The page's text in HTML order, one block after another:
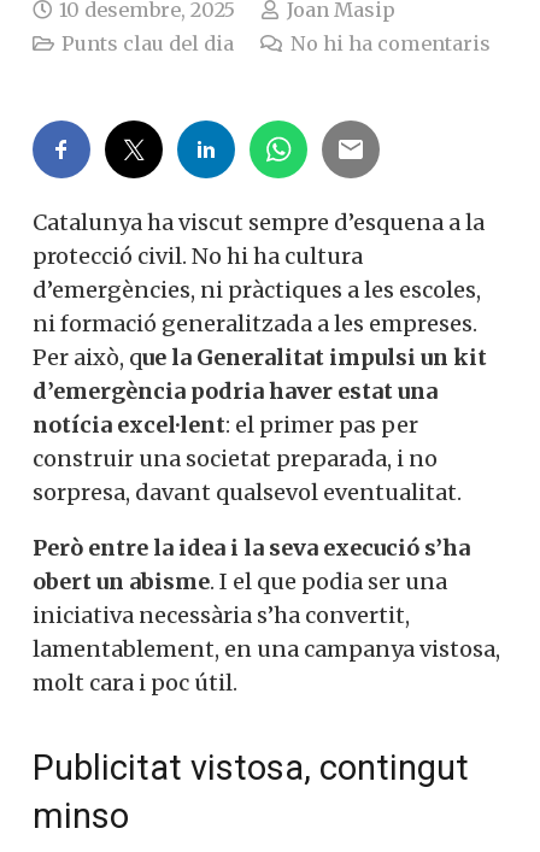
10 desembre, 2025
Joan Masip
Punts clau del dia
No hi ha comentaris
Catalunya ha viscut sempre d’esquena a la
protecció civil. No hi ha cultura
d’emergències, ni pràctiques a les escoles,
ni formació generalitzada a les empreses.
Per això, que la Generalitat impulsi un kit
d’emergència podria haver estat una
notícia excel·lent: el primer pas per
construir una societat preparada, i no
sorpresa, davant qualsevol eventualitat.
Però entre la idea i la seva execució s’ha
obert un abisme. I el que podia ser una
iniciativa necessària s’ha convertit,
lamentablement, en una campanya vistosa,
molt cara i poc útil.
Publicitat vistosa, contingut
minso